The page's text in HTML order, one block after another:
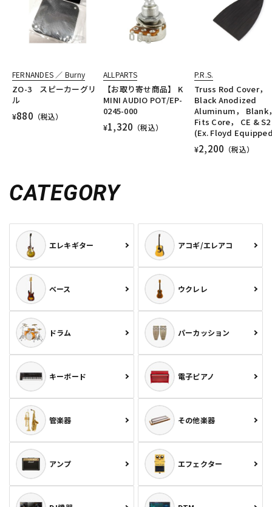
FERNANDES ／ Burny
ZO-3 スピーカーグリ
ル
¥880 （税込）
ALLPARTS
【お取り寄せ商品】 K
MINI AUDIO POT/EP-
0245-000
¥1,320 （税込）
P.R.S.
Truss Rod Cover，
Black Anodized
Aluminum， Blank
Fits Core， CE & S2
(Ex. Floyd
¥2,200 （税込）
CATEGORY
エレキギター アコギ/エレアコ
ベース ウクレレ
ドラム パーカッション
キーボード 電子ピアノ
管楽器 その他楽器
アンプ エフェクター